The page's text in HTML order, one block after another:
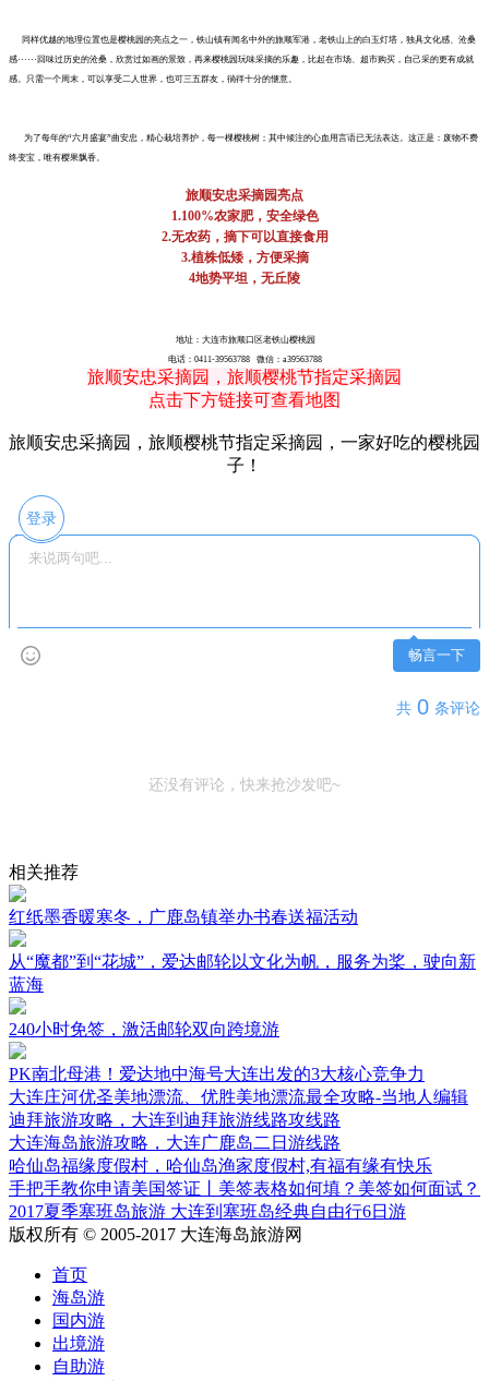
同样优越的地理位置也是樱桃园的亮点之一，铁山镇有闻名中外的旅顺军港，老铁山上的白玉灯塔，独具文化感、沧桑
感······回味过历史的沧桑，欣赏过如画的景致，再来樱桃园玩味采摘的乐趣，比起在市场、超市购买，自己采的更有成就
感。只需一个周末，可以享受二人世界，也可三五群友，徜徉十分的惬意。
为了每年的“六月盛宴”曲安忠，精心栽培养护，每一棵樱桃树；其中倾注的心血用言语已无法表达。这正是：废物不费
终变宝，唯有樱果飘香。
旅顺安忠采摘园亮点
1.100%农家肥，安全绿色
2.无农药，摘下可以直接食用
3.植株低矮，方便采摘
4地势平坦，无丘陵
地址：大连市旅顺口区老铁山樱桃园
电话：0411-39563788 微信：a39563788
旅顺安忠采摘园，旅顺樱桃节指定采摘园
点击下方链接可查看地图
旅顺安忠采摘园，旅顺樱桃节指定采摘园，一家好吃的樱桃园
子！
登录
畅言一下
共 0 条评论
还没有评论，快来抢沙发吧~
相关推荐
红纸墨香暖寒冬，广鹿岛镇举办书春送福活动
从“魔都”到“花城”，爱达邮轮以文化为帆，服务为桨，驶向新
蓝海
240小时免签，激活邮轮双向跨境游
PK南北母港！爱达地中海号大连出发的3大核心竞争力
大连庄河优圣美地漂流、优胜美地漂流最全攻略-当地人编辑
迪拜旅游攻略，大连到迪拜旅游线路攻线路
大连海岛旅游攻略，大连广鹿岛二日游线路
哈仙岛福缘度假村，哈仙岛渔家度假村,有福有缘有快乐
手把手教你申请美国签证丨美签表格如何填？美签如何面试？
2017夏季塞班岛旅游 大连到塞班岛经典自由行6日游
版权所有 © 2005-2017 大连海岛旅游网
首页
海岛游
国内游
出境游
自助游